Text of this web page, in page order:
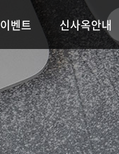
이벤트 신사옥안내